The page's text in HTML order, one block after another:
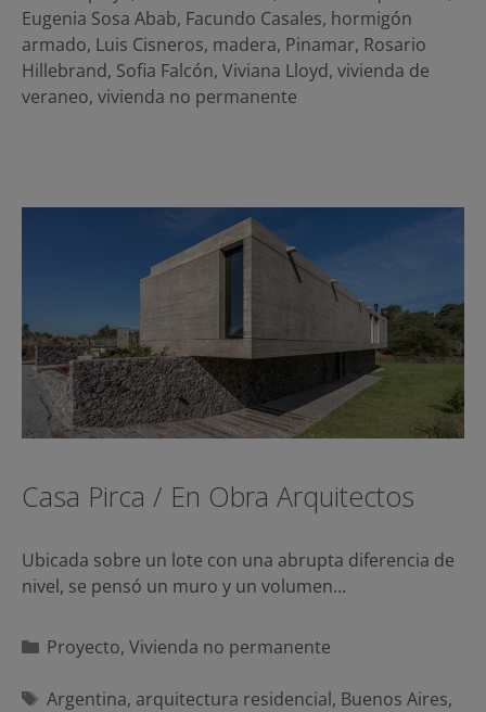
Eugenia Sosa Abab, Facundo Casales, hormigón
armado, Luis Cisneros, madera, Pinamar, Rosario
Hillebrand, Sofia Falcón, Viviana Lloyd, vivienda de
veraneo, vivienda no permanente
Casa Pirca / En Obra Arquitectos
Ubicada sobre un lote con una abrupta diferencia de
nivel, se pensó un muro y un volumen…
Categorías
Proyecto, Vivienda no permanente
Etiquetas
Argentina, arquitectura residencial, Buenos Aires,